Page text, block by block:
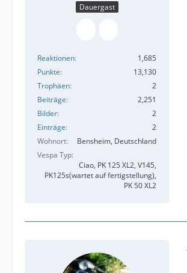
Dauergast
Reaktionen
1,685
Punkte
13,130
Trophäen
2
Beiträge
2,251
Bilder
2
Einträge
2
Wohnort
Bensheim, Deutschland
Vespa Typ
Ciao, PK 125 XL2, V145,
PK125s(wartet auf fertigstellung),
PK 50 XL2